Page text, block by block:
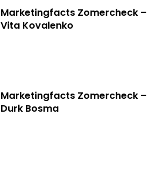
Marketingfacts Zomercheck –
Vita Kovalenko
Marketingfacts Zomercheck –
Durk Bosma